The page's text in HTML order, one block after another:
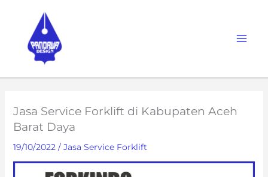
content
Jasa Service Forklift di Kabupaten Aceh
Barat Daya
19/10/2022 / Jasa Service Forklift